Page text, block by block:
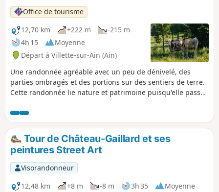
Office de tourisme
12,70 km
+222 m
-215 m
4h 15
Moyenne
Départ à Villette-sur-Ain (Ain)
Une randonnée agréable avec un peu de dénivelé, des
parties ombragés et des portions sur des sentiers de terre.
Cette randonnée lie nature et patrimoine puisqu'elle passe
Tour de Château-Gaillard et ses
peintures Street Art
Visorandonneur
12,48 km
+8 m -8 m 3h 35
Moyenne